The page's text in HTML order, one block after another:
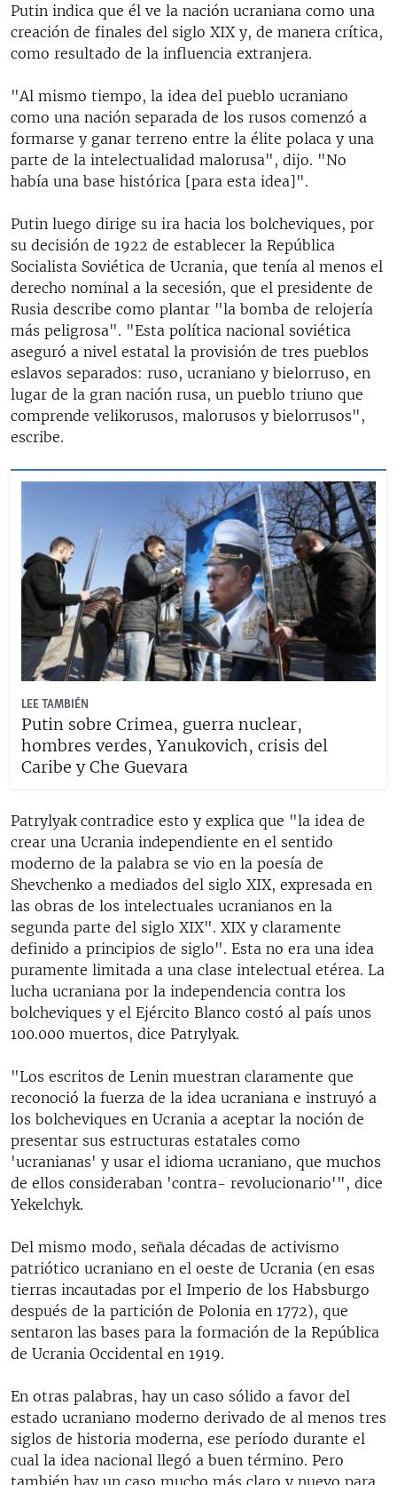
Putin indica que él ve la nación ucraniana como una
creación de finales del siglo XIX y, de manera crítica,
como resultado de la influencia extranjera.
"Al mismo tiempo, la idea del pueblo ucraniano
como una nación separada de los rusos comenzó a
formarse y ganar terreno entre la élite polaca y una
parte de la intelectualidad malorusa", dijo. "No
había una base histórica [para esta idea]".
Putin luego dirige su ira hacia los bolcheviques, por
su decisión de 1922 de establecer la República
Socialista Soviética de Ucrania, que tenía al menos el
derecho nominal a la secesión, que el presidente de
Rusia describe como plantar "la bomba de relojería
más peligrosa". "Esta política nacional soviética
aseguró a nivel estatal la provisión de tres pueblos
eslavos separados: ruso, ucraniano y bielorruso, en
lugar de la gran nación rusa, un pueblo triuno que
comprende velikorusos, malorusos y bielorrusos",
escribe.
LEE TAMBIÉN
Putin sobre Crimea, guerra nuclear,
hombres verdes, Yanukovich, crisis del
Caribe y Che Guevara
Patrylyak contradice esto y explica que "la idea de
crear una Ucrania independiente en el sentido
moderno de la palabra se vio en la poesía de
Shevchenko a mediados del siglo XIX, expresada en
las obras de los intelectuales ucranianos en la
segunda parte del siglo XIX". XIX y claramente
definido a principios de siglo". Esta no era una idea
puramente limitada a una clase intelectual etérea. La
lucha ucraniana por la independencia contra los
bolcheviques y el Ejército Blanco costó al país unos
100.000 muertos, dice Patrylyak.
"Los escritos de Lenin muestran claramente que
reconoció la fuerza de la idea ucraniana e instruyó a
los bolcheviques en Ucrania a aceptar la noción de
presentar sus estructuras estatales como
'ucranianas' y usar el idioma ucraniano, que muchos
de ellos consideraban 'contra- revolucionario'", dice
Yekelchyk.
Del mismo modo, señala décadas de activismo
patriótico ucraniano en el oeste de Ucrania (en esas
tierras incautadas por el Imperio de los Habsburgo
después de la partición de Polonia en 1772), que
sentaron las bases para la formación de la República
de Ucrania Occidental en 1919.
En otras palabras, hay un caso sólido a favor del
estado ucraniano moderno derivado de al menos tres
siglos de historia moderna, ese período durante el
cual la idea nacional llegó a buen término. Pero
también hay un caso mucho más claro y nuevo para